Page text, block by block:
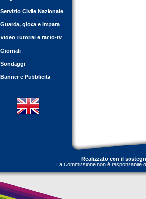
Servizio Civile Nazionale
Guarda, gioca e impara
Video Tutorial e radio-tv
Giornali
Sondaggi
Banner e Pubblicità
Realizzato con il
La Commissione non è responsabile